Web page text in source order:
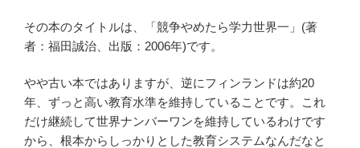
その本のタイトルは、「競争やめたら学力世界一」(著
者：福田誠治、出版：2006年)です。
やや古い本ではありますが、逆にフィンランドは約20
年、ずっと高い教育水準を維持していることです。これ
だけ継続して世界ナンバーワンを維持しているわけです
から、根本からしっかりとした教育システムなんだなと